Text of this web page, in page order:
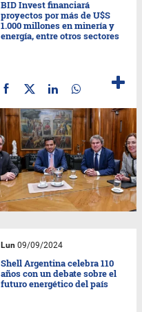
BID Invest financiará
proyectos por más de U$S
1.000 millones en minería y
energía, entre otros sectores
Lun 09/09/2024
Shell Argentina celebra 110
años con un debate sobre el
futuro energético del país